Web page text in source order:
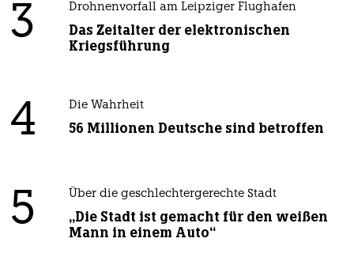
3 Drohnenvorfall am Leipziger Flughafen
Das Zeitalter der elektronischen
Kriegsführung
4 Die Wahrheit
56 Millionen Deutsche sind betroffen
5 Über die geschlechtergerechte Stadt
„Die Stadt ist gemacht für den weißen
Mann in einem Auto“